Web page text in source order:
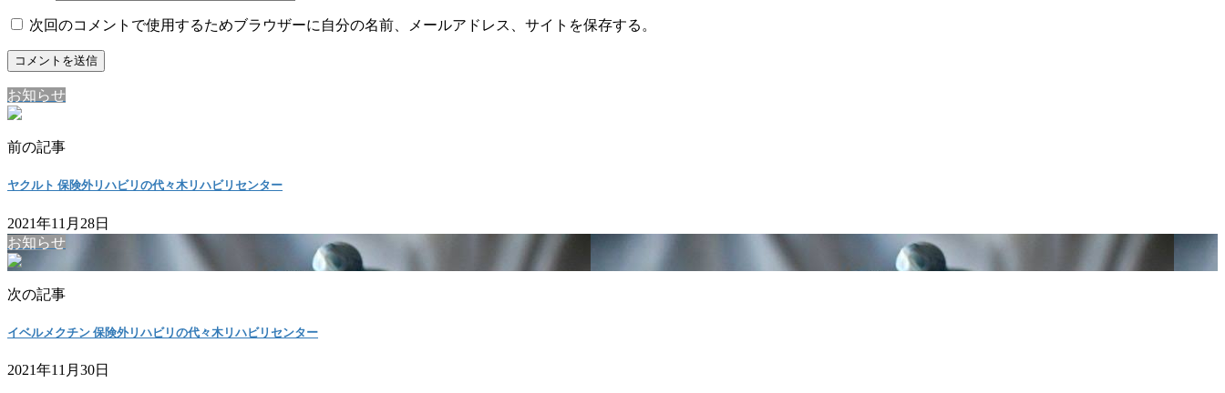
次回のコメントで使用するためブラウザーに自分の名前、メールアドレス、サイトを保存する。
お知らせ
前の記事
ヤクルト 保険外リハビリの代々木リハビリセンター
2021年11月28日
お知らせ
次の記事
イベルメクチン 保険外リハビリの代々木リハビリセンター
2021年11月30日